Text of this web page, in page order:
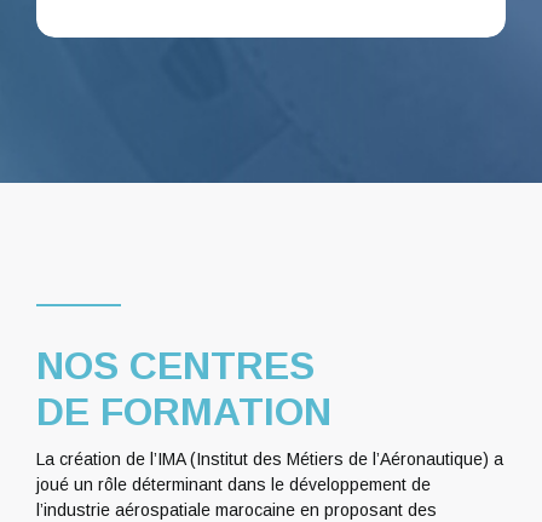
NOS CENTRES
DE FORMATION
La création de l’IMA (Institut des Métiers de l’Aéronautique) a
joué un rôle déterminant dans le développement de
l’industrie aérospatiale marocaine en proposant des